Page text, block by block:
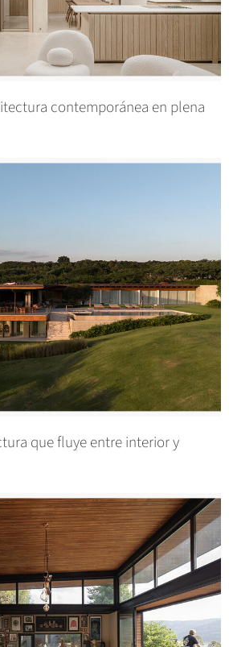
contemporánea en plena
que fluye entre interior y